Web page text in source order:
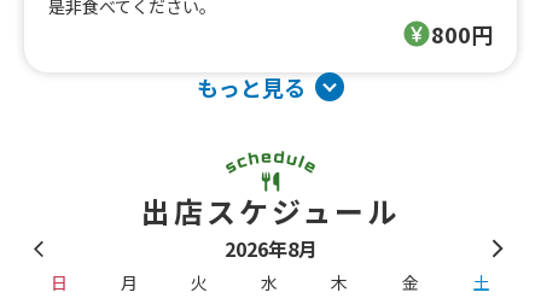
是非食べてください。
800円
もっと見る
出店スケジュール
2026年8月
日 月 火 水 木 金
土